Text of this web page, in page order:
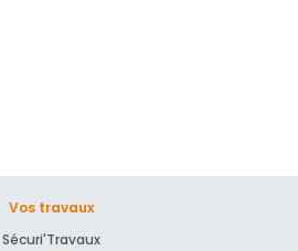
Vos travaux
Sécuri'Travaux